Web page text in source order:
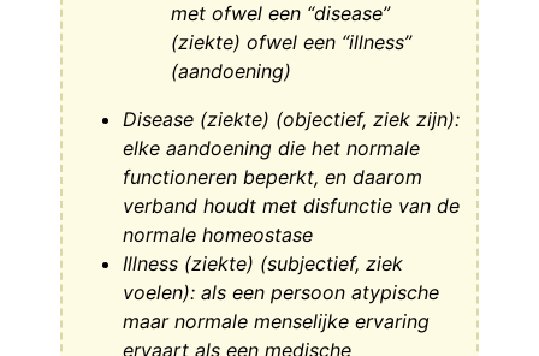
met ofwel een “disease”
(ziekte) ofwel een “illness”
(aandoening)
Disease (ziekte) (objectief, ziek zijn):
elke aandoening die het normale
functioneren beperkt, en daarom
verband houdt met disfunctie van de
normale homeostase
Illness (ziekte) (subjectief, ziek
voelen): als een persoon atypische
maar normale menselijke ervaring
ervaart als een medische